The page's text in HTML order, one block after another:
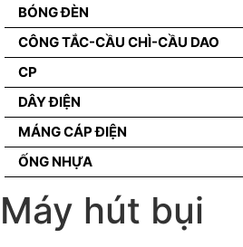
BÓNG ĐÈN
CÔNG TẮC-CẦU CHÌ-CẦU DAO
CP
DÂY ĐIỆN
MÁNG CÁP ĐIỆN
ỐNG NHỰA
Máy hút bụi